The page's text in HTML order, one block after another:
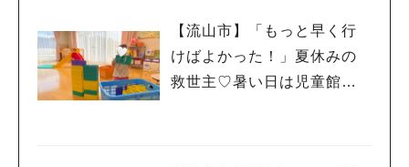
【流山市】「もっと早く行
けばよかった！」夏休みの
救世主♡暑い日は児童館へ！